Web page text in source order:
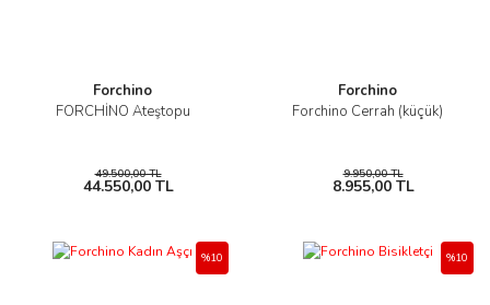
Forchino
FORCHİNO Ateştopu
49.500,00 TL
44.550,00 TL
Forchino
Forchino Cerrah (küçük)
9.950,00 TL
8.955,00 TL
%10 %10